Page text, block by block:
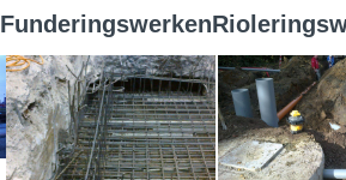
Funderingswerken